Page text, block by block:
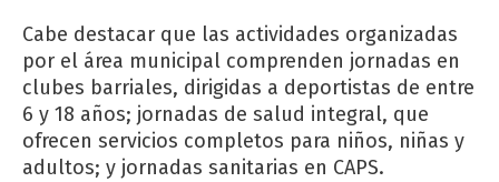
Cabe destacar que las actividades organizadas
por el área municipal comprenden jornadas en
clubes barriales, dirigidas a deportistas de entre
6 y 18 años; jornadas de salud integral, que
ofrecen servicios completos para niños, niñas y
adultos; y jornadas sanitarias en CAPS.